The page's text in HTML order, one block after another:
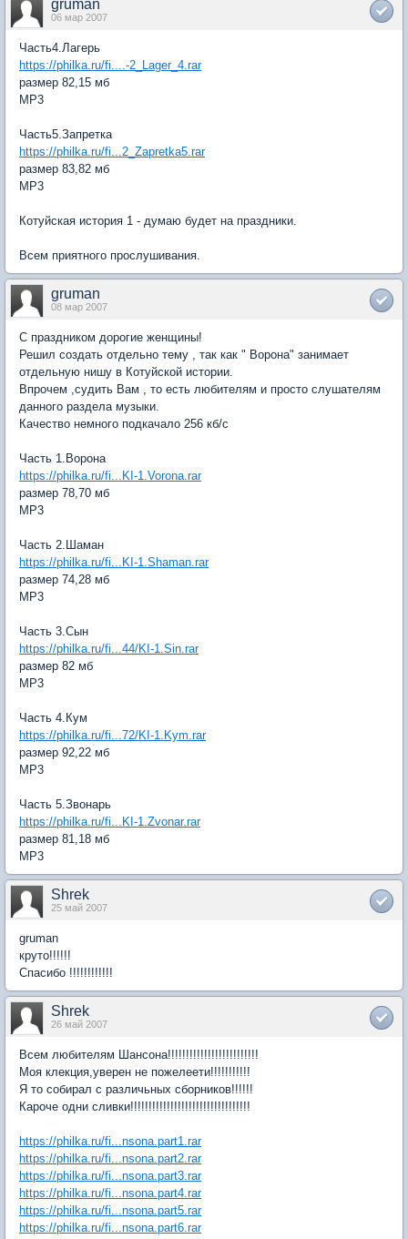
gruman
06 мар 2007
Часть4.Лагерь
https://philka.ru/fi....-2_Lager_4.rar
размер 82,15 мб
МР3
Часть5.Запретка
https://philka.ru/fi...2_Zapretka5.rar
размер 83,82 мб
МР3
Котуйская история 1 - думаю будет на праздники.
Всем приятного прослушивания.
gruman
08 мар 2007
С праздником дорогие женщины!
Решил создать отдельно тему , так как " Ворона" занимает
отдельную нишу в Котуйской истории.
Впрочем ,судить Вам , то есть любителям и просто слушателям
данного раздела музыки.
Качество немного подкачало 256 кб/с
Часть 1.Ворона
https://philka.ru/fi...KI-1.Vorona.rar
размер 78,70 мб
МР3
Часть 2.Шаман
https://philka.ru/fi...KI-1.Shaman.rar
размер 74,28 мб
МР3
Часть 3.Сын
https://philka.ru/fi...44/KI-1.Sin.rar
размер 82 мб
МР3
Часть 4.Кум
https://philka.ru/fi...72/KI-1.Kym.rar
размер 92,22 мб
МР3
Часть 5.Звонарь
https://philka.ru/fi...KI-1.Zvonar.rar
размер 81,18 мб
МР3
Shrek
25 май 2007
gruman
круто!!!!!!
Спасибо !!!!!!!!!!!!
Shrek
26 май 2007
Всем любителям Шансона!!!!!!!!!!!!!!!!!!!!!!!!!
Моя клекция,уверен не пожелеети!!!!!!!!!!!
Я то собирал с различьных сборников!!!!!!
Кароче одни сливки!!!!!!!!!!!!!!!!!!!!!!!!!!!!!!!!!
https://philka.ru/fi...nsona.part1.rar
https://philka.ru/fi...nsona.part2.rar
https://philka.ru/fi...nsona.part3.rar
https://philka.ru/fi...nsona.part4.rar
https://philka.ru/fi...nsona.part5.rar
https://philka.ru/fi...nsona.part6.rar